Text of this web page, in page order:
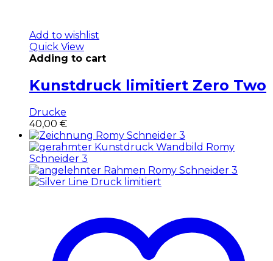
Add to wishlist
Quick View
Adding to cart
Kunstdruck limitiert Zero Two
Drucke
40,00 €